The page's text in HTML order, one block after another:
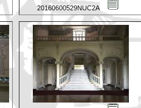
20160600529NUC2A